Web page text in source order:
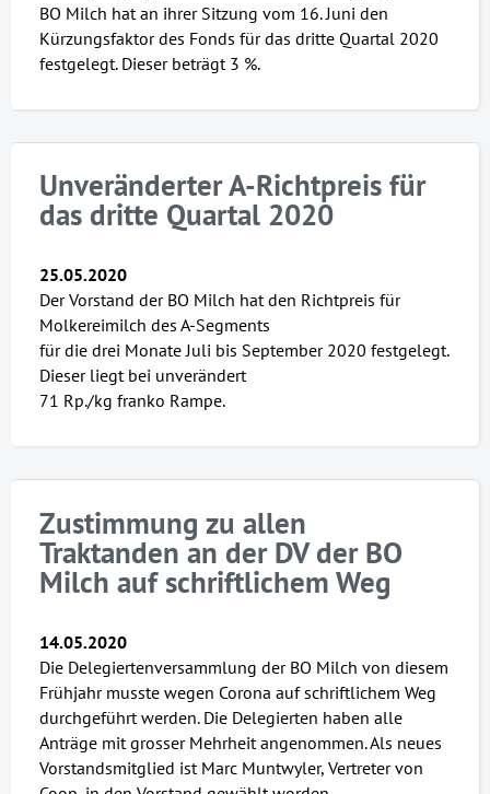
BO Milch hat an ihrer Sitzung vom 16. Juni den
Kürzungsfaktor des Fonds für das dritte Quartal 2020
festgelegt. Dieser beträgt 3 %.
Unveränderter A-Richtpreis für
das dritte Quartal 2020
25.05.2020
Der Vorstand der BO Milch hat den Richtpreis für
Molkereimilch des A-Segments
für die drei Monate Juli bis September 2020 festgelegt.
Dieser liegt bei unverändert
71 Rp./kg franko Rampe.
Zustimmung zu allen
Traktanden an der DV der BO
Milch auf schriftlichem Weg
14.05.2020
Die Delegiertenversammlung der BO Milch von diesem
Frühjahr musste wegen Corona auf schriftlichem Weg
durchgeführt werden. Die Delegierten haben alle
Anträge mit grosser Mehrheit angenommen. Als neues
Vorstandsmitglied ist Marc Muntwyler, Vertreter von